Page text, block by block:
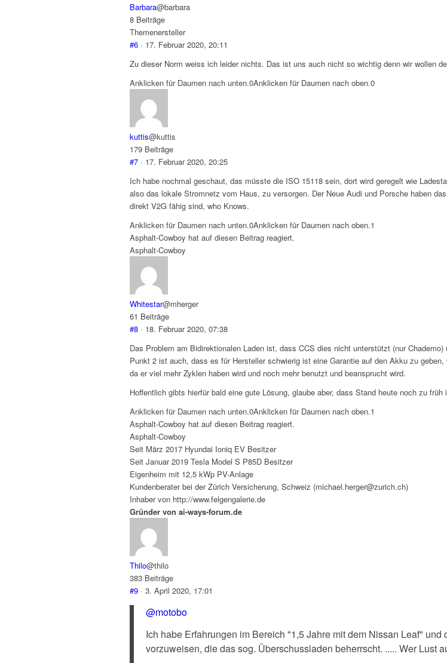
Barbara@barbara
8 Beiträge
Themenersteller
#6 · 17. Februar 2020, 20:11
Zu dieser Norm weiss ich leider nichts. Das ist uns auch nicht so wichtig denn wir wollen
Anklicken für Daumen nach unten.0Anklicken für Daumen nach oben.0
kuttis@kuttis
179 Beiträge
#7 · 17. Februar 2020, 20:25
Ich habe nochmal geschaut, das müsste die ISO 15118 sein, dort wird geregelt wie
also das lokale Stromnetz vom Haus, zu versorgen. Der Neue Audi und Porsche haben
direkt V2G fähig sind, who Knows.
Anklicken für Daumen nach unten.0Anklicken für Daumen nach oben.1
Asphalt-Cowboy hat auf diesen Beitrag reagiert.
Asphalt-Cowboy
Whitestar@mherger
61 Beiträge
#8 · 18. Februar 2020, 07:38
Das Problem am Bidirektionalen Laden ist, dass CCS dies nicht unterstützt (nur
Punkt 2 ist auch, dass es für Hersteller schwierig ist eine Garantie auf den Akku zu
da er viel mehr Zyklen haben wird und noch mehr benutzt und beansprucht wird.
Hoffentlich gibts hierfür bald eine gute Lösung, glaube aber, dass Stand heute noch zu früh
Anklicken für Daumen nach unten.0Anklicken für Daumen nach oben.1
Asphalt-Cowboy hat auf diesen Beitrag reagiert.
Asphalt-Cowboy
Seit März 2017 Hyundai Ioniq EV Besitzer
Seit Januar 2019 Tesla Model S P85D Besitzer
Eigenheim mit 12,5 kWp PV-Anlage
Kundenberater bei der Zürich Versicherung, Schweiz (michael.herger@zurich.ch)
Inhaber von http://www.felgengalerie.de
Gründer von ai-ways-forum.de
Thilo@thilo
383 Beiträge
#9 · 3. April 2020, 17:01
@motobo
Ich habe Erfahrungen im Bereich "1,5 Jahre mit dem Nissan Leaf"
vorzuweisen, die das sog. Überschussladen beherrscht. ..... Wer Lust